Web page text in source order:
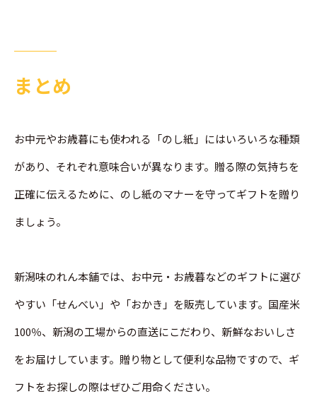
まとめ
お中元やお歳暮にも使われる「のし紙」にはいろいろな種類
があり、それぞれ意味合いが異なります。贈る際の気持ちを
正確に伝えるために、のし紙のマナーを守ってギフトを贈り
ましょう。
新潟味のれん本舗では、お中元・お歳暮などのギフトに選び
やすい「せんべい」や「おかき」を販売しています。国産米
100％、新潟の工場からの直送にこだわり、新鮮なおいしさ
をお届けしています。贈り物として便利な品物ですので、ギ
フトをお探しの際はぜひご用命ください。